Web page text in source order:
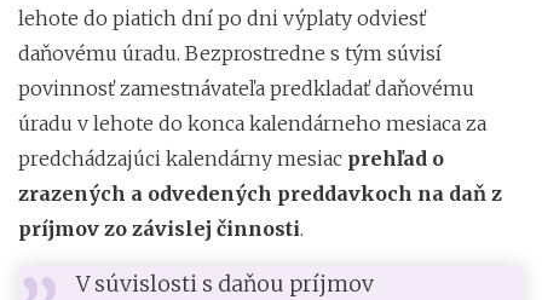
lehote do piatich dní po dni výplaty odviesť
daňovému úradu. Bezprostredne s tým súvisí
povinnosť zamestnávateľa predkladať daňovému
úradu v lehote do konca kalendárneho mesiaca za
predchádzajúci kalendárny mesiac prehľad o
zrazených a odvedených preddavkoch na daň z
príjmov zo závislej činnosti.
V súvislosti s daňou príjmov